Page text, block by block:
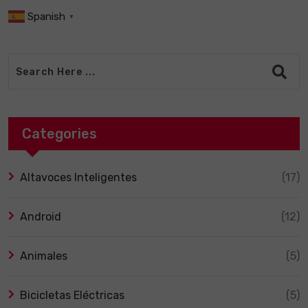
Spanish ▼
Categories
Altavoces Inteligentes (17)
Android (12)
Animales (5)
Bicicletas Eléctricas (5)